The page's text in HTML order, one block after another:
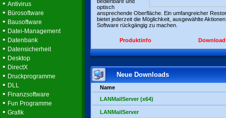
• Antivirus
• Bürosoftware
• Bausoftware
• Datei-Management
• Datenbank
• Datensicherheit
• Desktop
• DirectX
• Druckprogramme
• DLL
• Finanzsoftware
• Fun Programme
• Grafik
optisch
ansprechende Oberfläche. Ein umfangreicher
bietet jederzeit die Möglichkeit, ausgewählte
Software rückgängig zu machen.
Produktinfo Download
Neue Downloads
Name
LANMailServer (x64)
LANMailServer